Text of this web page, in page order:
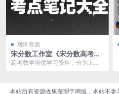
网络资源
宋分数工作室《宋分数高考数
学解题笔记 (2010-2025) 》
高考数学培优学习资料，分为上下
本站所有资源收集整理于网络，本站不